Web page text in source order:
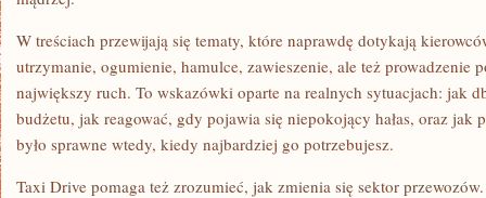
W treściach przewijają się tematy, które naprawdę dotykają
utrzymanie, ogumienie, hamulce, zawieszenie, ale też prowadzenie
największy ruch. To wskazówki oparte na realnych sytuacjach: jak
budżetu, jak reagować, gdy pojawia się niepokojący hałas, oraz jak
było sprawne wtedy, kiedy najbardziej go potrzebujesz.
Taxi Drive pomaga też zrozumieć, jak zmienia się sektor